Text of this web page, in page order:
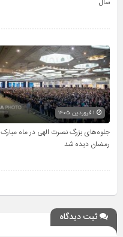
جلوه‌های بزرگ نصرت الهی در ماه مبارک
رمضان دیده شد
ثبت دیدگاه